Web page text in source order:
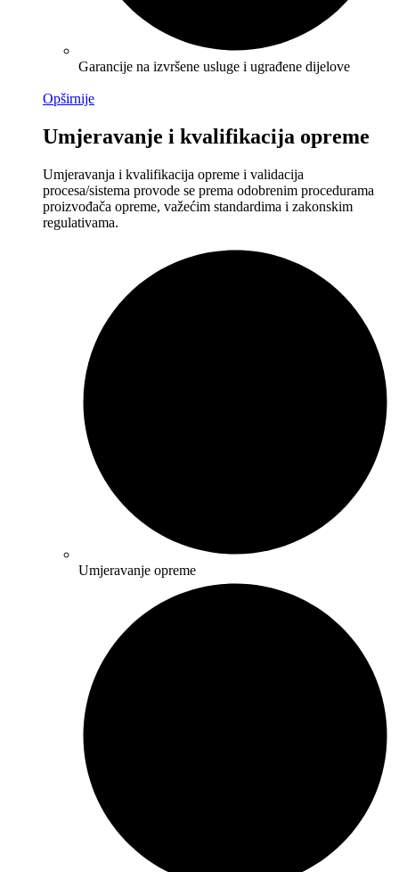
Garancije na izvršene usluge i ugrađene dijelove
Opširnije
Umjeravanje i kvalifikacija opreme
Umjeravanja i kvalifikacija opreme i validacija
procesa/sistema provode se prema odobrenim procedurama
proizvođača opreme, važećim standardima i zakonskim
regulativama.
Umjeravanje opreme